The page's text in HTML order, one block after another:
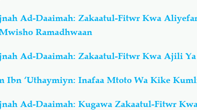
Ad-Daaimah: Zakaatul-Fitwr Kwa
Ramadhwaan
Ad-Daaimah: Zakaatul-Fitwr Kwa Ajili
Ibn ‘Uthaymiyn: Inafaa Mtoto Wa Kike
Ad-Daaimah: Kugawa Zakaatul-Fitwr